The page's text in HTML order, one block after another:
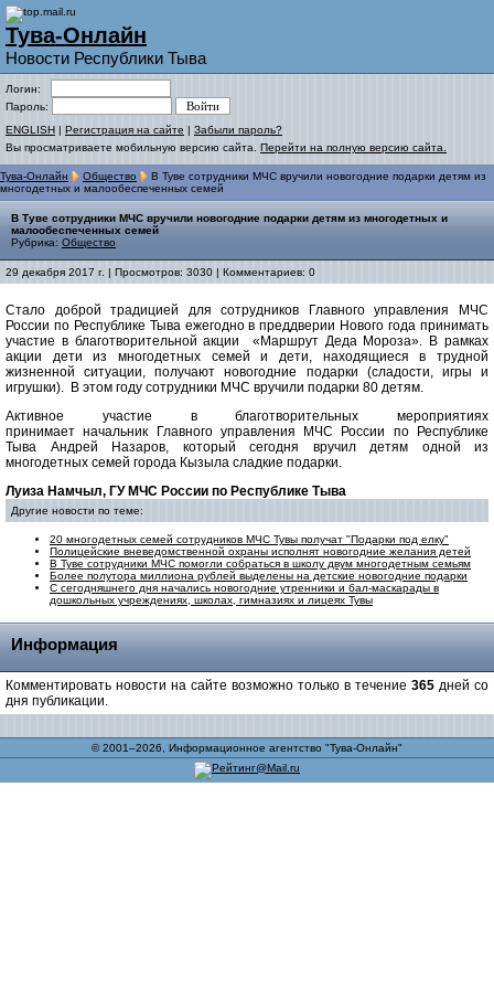
Тува-Онлайн
Новости Республики Тыва
Логин:
Пароль:
ENGLISH | Регистрация на сайте | Забыли пароль?
Вы просматриваете мобильную версию сайта. Перейти на полную версию сайта.
Тува-Онлайн Общество
В Туве сотрудники МЧС вручили новогодние подарки детям из
многодетных и малообеспеченных семей
В Туве сотрудники МЧС вручили новогодние подарки детям из многодетных и
малообеспеченных семей
Рубрика: Общество
29 декабря 2017 г. | Просмотров: 3030 | Комментариев: 0
Стало доброй традицией для сотрудников Главного управления МЧС
России по Республике Тыва ежегодно в преддверии Нового года принимать
участие в благотворительной акции «Маршрут Деда Мороза». В рамках
акции дети из многодетных семей и дети, находящиеся в трудной
жизненной ситуации, получают новогодние подарки (сладости, игры и
игрушки). В этом году сотрудники МЧС вручили подарки 80 детям.
Активное участие в благотворительных мероприятиях
принимает начальник Главного управления МЧС России по Республике
Тыва Андрей Назаров, который сегодня вручил детям одной из
многодетных семей города Кызыла сладкие подарки.
Луиза Намчыл, ГУ МЧС России по Республике Тыва
Другие новости по теме:
20 многодетных семей сотрудников МЧС Тувы получат "Подарки под елку"
Полицейские вневедомственной охраны исполнят новогодние желания детей
В Туве сотрудники МЧС помогли собраться в школу двум многодетным семьям
Более полутора миллиона рублей выделены на детские новогодние подарки
С сегодняшнего дня начались новогодние утренники и бал-маскарады в
дошкольных учреждениях, школах, гимназиях и лицеях Тувы
Информация
Комментировать новости на сайте возможно только в течение 365 дней со
дня публикации.
© 2001–2026, Информационное агентство "Тува-Онлайн"